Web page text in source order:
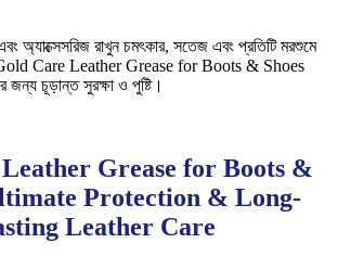
অ্যাক্সেসরিজ রাখুন চমৎকার, সতেজ এবং প্রতিটি মরশুমে
Care Leather Grease for Boots & Shoes
জন্য চূড়ান্ত সুরক্ষা ও পুষ্টি।
Grease for Boots &
Protection & Long-
Leather Care